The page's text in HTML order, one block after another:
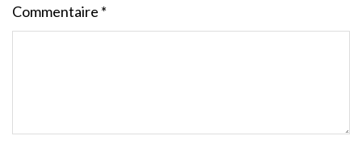
Commentaire *